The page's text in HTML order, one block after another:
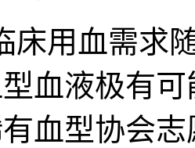
用血需求随
血液极有
血型协会